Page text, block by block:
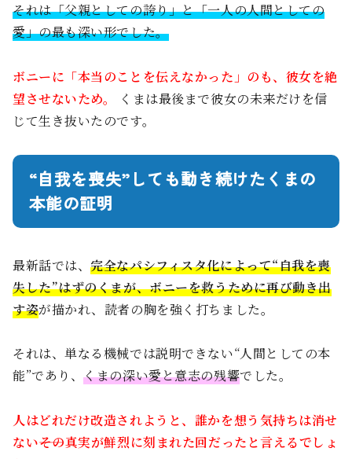
それは「父親としての誇り」と「一人の人間としての
愛」の最も深い形でした。
ボニーに「本当のことを伝えなかった」のも、彼女を絶
望させないため。
くまは最後まで彼女の未来だけを信
じて生き抜いたのです。
“自我を喪失”しても動き続けたくまの
本能の証明
最新話では、完全なパシフィスタ化によって“自我を喪
失した”はずのくまが、ボニーを救うために再び動き出
す姿が描かれ、読者の胸を強く打ちました。
それは、単なる機械では説明できない“人間としての本
能”であり、くまの深い愛と意志の残響でした。
人はどれだけ改造されようと、誰かを想う気持ちは消せ
ない――その真実が鮮烈に刻まれた回だったと言えるでしょ